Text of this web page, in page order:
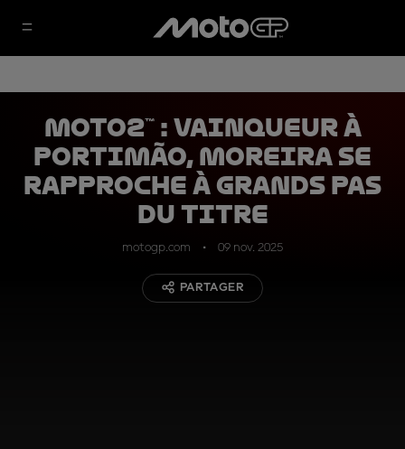
Moto2™ : vainqueur à
Portimão, Moreira se
rapproche à grands pas
du titre
motogp.com 09 nov. 2025
PARTAGER